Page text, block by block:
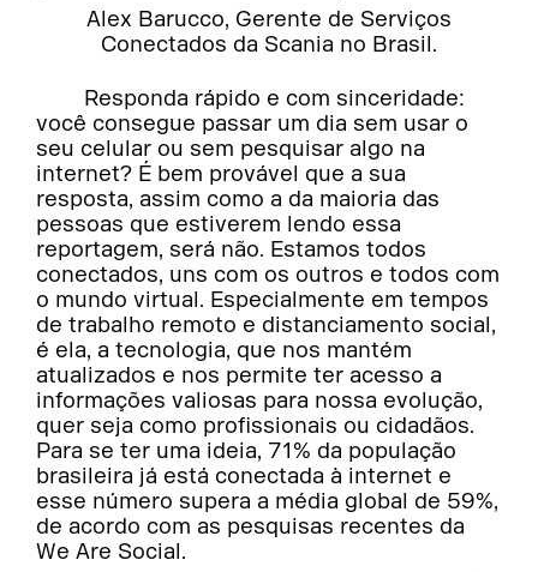
Alex Barucco, Gerente de Serviços
Conectados da Scania no Brasil.
Responda rápido e com sinceridade:
você consegue passar um dia sem usar o
seu celular ou sem pesquisar algo na
internet? É bem provável que a sua
resposta, assim como a da maioria das
pessoas que estiverem lendo essa
reportagem, será não. Estamos todos
conectados, uns com os outros e todos com
o mundo virtual. Especialmente em tempos
de trabalho remoto e distanciamento social,
é ela, a tecnologia, que nos mantém
atualizados e nos permite ter acesso a
informações valiosas para nossa evolução,
quer seja como profissionais ou cidadãos.
Para se ter uma ideia, 71% da população
brasileira já está conectada à internet e
esse número supera a média global de 59%,
de acordo com as pesquisas recentes da
We Are Social.